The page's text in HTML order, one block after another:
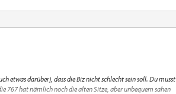
etwas darüber), dass die Biz nicht schlecht sein soll. Du musst
767 hat nämlich noch die alten Sitze, aber unbequem sahen